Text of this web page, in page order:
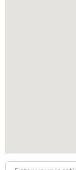
Enter your location